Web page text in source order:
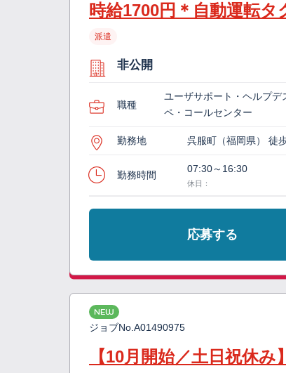
時給1700円＊自動運転
派遣
非公開
職種
ユーザサポート・ヘルプデ
ペ・コールセンター
勤務地 呉服町（福岡県） 徒
勤務時間
07:30～16:30
休日：
応募する
NEW
ジョブNo. A01490975
【10月開始／土日祝休